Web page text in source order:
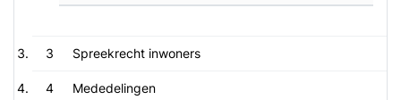
3 Spreekrecht inwoners
4 Mededelingen